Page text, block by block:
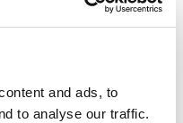
and ads, to
to analyse our traffic.